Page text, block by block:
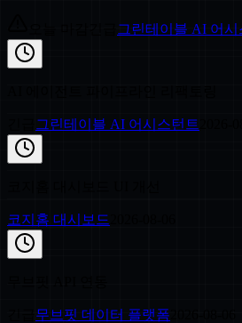
그린테이블 AI 어시
그린테이블 AI 어시스턴트
코지홈 대시보드
무브핏 데이터 플랫폼